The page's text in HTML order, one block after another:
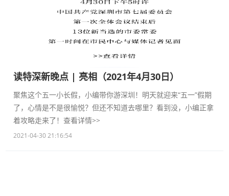
读特深新晚点 | 亮相（2021年4月30日）
聚焦这个五一小长假，小编带你游深圳！明天就迎来“五一”假期
了，心情是不是很愉悦？但还不知道去哪里？看到没，小编正拿
着攻略走来了！查看详情>>
2021-04-30 21:16:54